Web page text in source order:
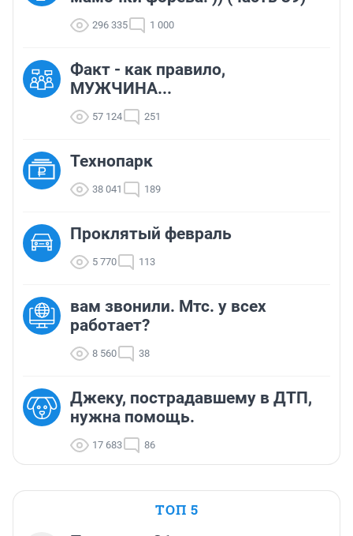
296 335 1 000
Факт - как правило,
МУЖЧИНА...
57 124 251
Технопарк
38 041 189
Проклятый февраль
5 770 113
вам звонили. Мтс. у всех
работает?
8 560 38
Джеку, пострадавшему в ДТП,
нужна помощь.
17 683 86
ТОП 5